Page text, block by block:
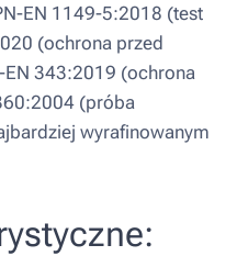
EN 1149-5:2018 (test
(ochrona przed
343:2019 (ochrona
(próba
wyrafinowanym